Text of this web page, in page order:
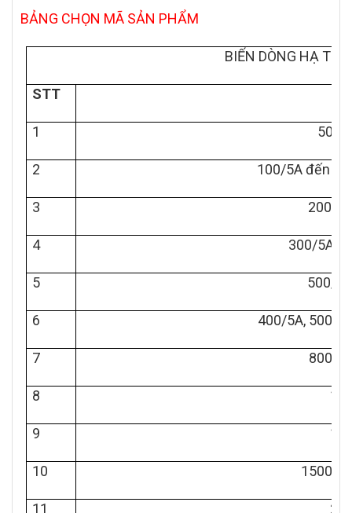
BẢNG CHỌN MÃ SẢN PHẨM
BIẾN DÒNG HẠ
STT
1 50/
2 100/5A đến
3 200/
4 300/5A,
5 500/
6 400/5A, 500/
7 800/
8
9
10 1500/
11